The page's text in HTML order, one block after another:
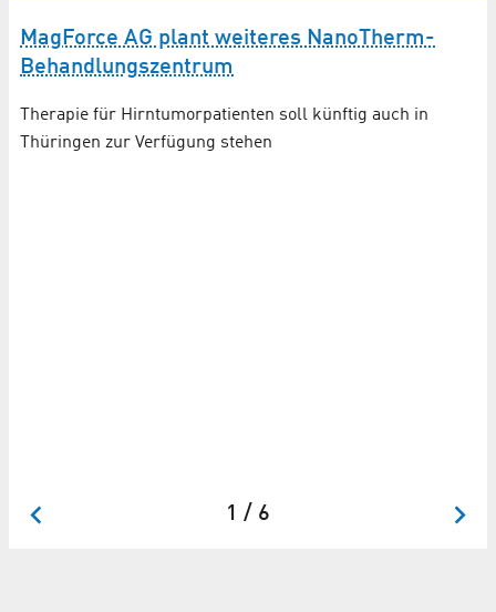
MagForce AG plant weiteres NanoTherm-
Behandlungs­zentrum
Therapie für Hirntumor­patienten soll künftig auch in
Thüringen zur Verfügung stehen
1 / 6